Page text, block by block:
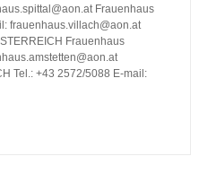
Frauenhaus
frauenhaus.villach@aon.at
Frauenhaus
Tel.: +43 2572/5088 E-mail: